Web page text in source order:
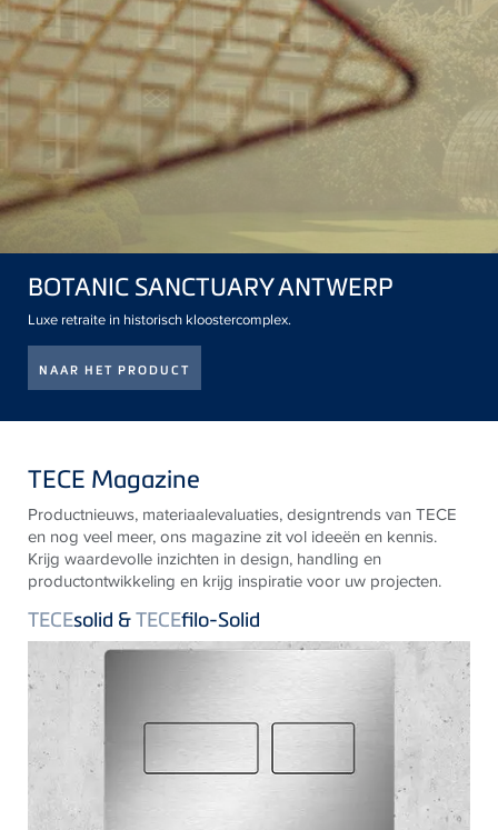
BOTANIC SANCTUARY ANTWERP
Luxe retraite in historisch kloostercomplex.
NAAR HET PRODUCT
TECE Magazine
Productnieuws, materiaalevaluaties, designtrends vanTECE
en nog veel meer, ons magazine zit vol ideeën en kennis.
Krijg waardevolle inzichten in design, handling en
productontwikkeling en krijg inspiratie voor uw projecten.
TECEsolid &TECEfilo-Solid